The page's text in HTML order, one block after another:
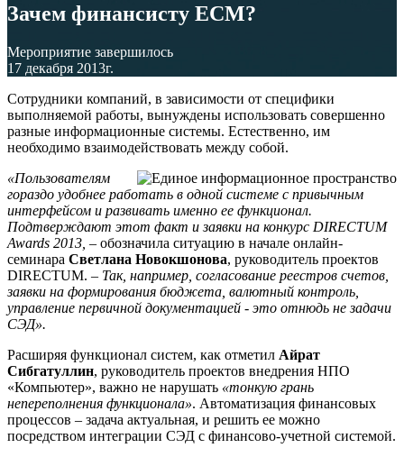
Зачем финансисту ECM?
Мероприятие завершилось
17 декабря 2013г.
Сотрудники компаний, в зависимости от специфики
выполняемой работы, вынуждены использовать совершенно
разные информационные системы. Естественно, им
необходимо взаимодействовать между собой.
«Пользователям
гораздо удобнее работать в одной системе с привычным
интерфейсом и развивать именно ее функционал.
Подтверждают этот факт и заявки на конкурс DIRECTUM
Awards 2013, – обозначила ситуацию в начале онлайн-
семинара Светлана Новокшонова, руководитель проектов
DIRECTUM. – Так, например, согласование реестров счетов,
заявки на формирования бюджета, валютный контроль,
управление первичной документацией - это отнюдь не задачи
СЭД».
Расширяя функционал систем, как отметил Айрат
Сибгатуллин, руководитель проектов внедрения НПО
«Компьютер», важно не нарушать «тонкую грань
непереполнения функционала». Автоматизация финансовых
процессов – задача актуальная, и решить ее можно
посредством интеграции СЭД с финансово-учетной системой.